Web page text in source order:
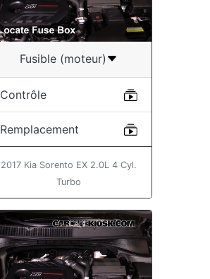
Fusible (moteur)
Contrôle
Remplacement
2017 Kia Sorento EX 2.0L 4 Cyl.
Turbo